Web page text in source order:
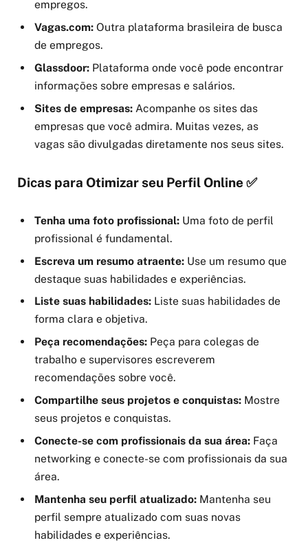
empregos.
Vagas.com: Outra plataforma brasileira de busca
de empregos.
Glassdoor: Plataforma onde você pode encontrar
informações sobre empresas e salários.
Sites de empresas: Acompanhe os sites das
empresas que você admira. Muitas vezes, as
vagas são divulgadas diretamente nos seus sites.
Dicas para Otimizar seu Perfil Online ✅
Tenha uma foto profissional: Uma foto de perfil
profissional é fundamental.
Escreva um resumo atraente: Use um resumo que
destaque suas habilidades e experiências.
Liste suas habilidades: Liste suas habilidades de
forma clara e objetiva.
Peça recomendações: Peça para colegas de
trabalho e supervisores escreverem
recomendações sobre você.
Compartilhe seus projetos e conquistas: Mostre
seus projetos e conquistas.
Conecte-se com profissionais da sua área: Faça
networking e conecte-se com profissionais da sua
área.
Mantenha seu perfil atualizado: Mantenha seu
perfil sempre atualizado com suas novas
habilidades e experiências.